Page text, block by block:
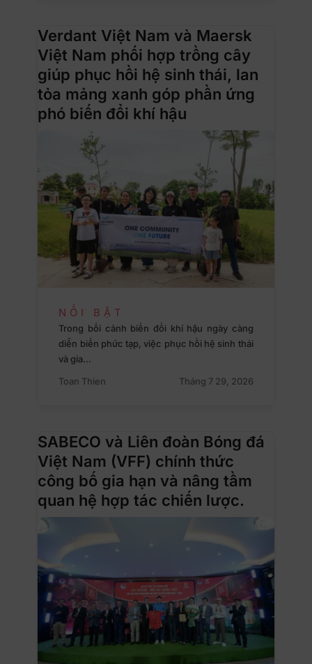
Verdant Việt Nam và Maersk
Việt Nam phối hợp trồng cây
giúp phục hồi hệ sinh thái, lan
tỏa mảng xanh góp phần ứng
phó biến đổi khí hậu
NỔI BẬT
Trong bối cảnh biến đổi khí hậu ngày càng
diễn biến phức tạp, việc phục hồi hệ sinh thái
và gia…
Toan Thien
Tháng 7 29, 2026
SABECO và Liên đoàn Bóng đá
Việt Nam (VFF) chính thức
công bố gia hạn và nâng tầm
quan hệ hợp tác chiến lược.